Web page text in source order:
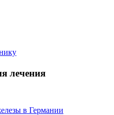
лечения
в Германии